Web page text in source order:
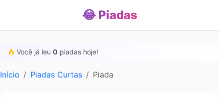
😂 Piadas
Você já leu 0 piadas hoje!
Início Piadas Curtas Piada